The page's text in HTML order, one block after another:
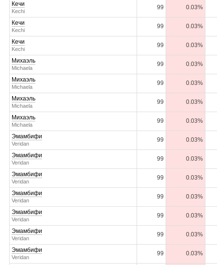
Кечи
Kechi
99 0.03%
Кечи
Kechi
99 0.03%
Кечи
Kechi
99 0.03%
Михаэль
Michaela
99 0.03%
Михаэль
Michaela
99 0.03%
Михаэль
Michaela
99 0.03%
Михаэль
Michaela
99 0.03%
Эмамбифи
Veridan
99 0.03%
Эмамбифи
Veridan
99 0.03%
Эмамбифи
Veridan
99 0.03%
Эмамбифи
Veridan
99 0.03%
Эмамбифи
Veridan
99 0.03%
Эмамбифи
Veridan
99 0.03%
Эмамбифи
Veridan
99 0.03%